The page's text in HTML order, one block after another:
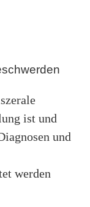
ist und
und
werden